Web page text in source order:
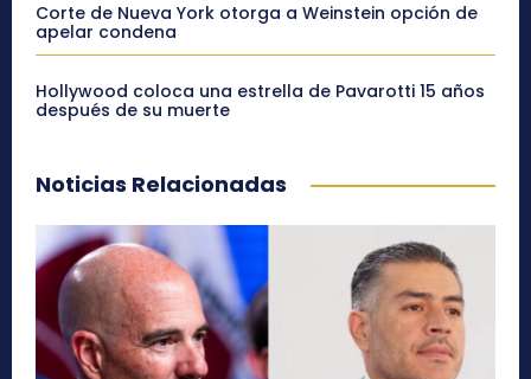
Corte de Nueva York otorga a Weinstein opción de
apelar condena
Hollywood coloca una estrella de Pavarotti 15 años
después de su muerte
Noticias Relacionadas